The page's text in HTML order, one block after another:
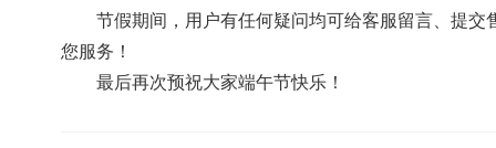
节假期间，用户有任何疑问均可给客服留言、提
您服务！
最后再次预祝大家端午节快乐！